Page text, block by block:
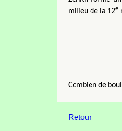
milieu de la 12e
Combien de
Retour